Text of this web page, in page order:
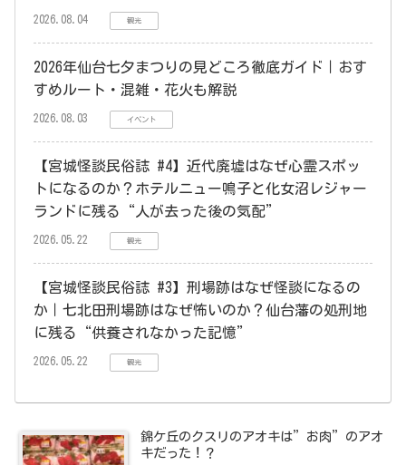
2026.08.04 観光
2026年仙台七夕まつりの見どころ徹底ガイド｜おす
すめルート・混雑・花火も解説
2026.08.03 イベント
【宮城怪談民俗誌 #4】近代廃墟はなぜ心霊スポッ
トになるのか？ホテルニュー鳴子と化女沼レジャー
ランドに残る“人が去った後の気配”
2026.05.22 観光
【宮城怪談民俗誌 #3】刑場跡はなぜ怪談になるの
か｜七北田刑場跡はなぜ怖いのか？仙台藩の処刑地
に残る“供養されなかった記憶”
2026.05.22 観光
錦ケ丘のクスリのアオキは”お肉”のアオ
キだった！？